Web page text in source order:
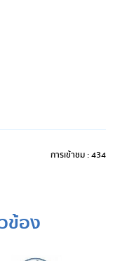
การเข้าชม : 434
ข้อง